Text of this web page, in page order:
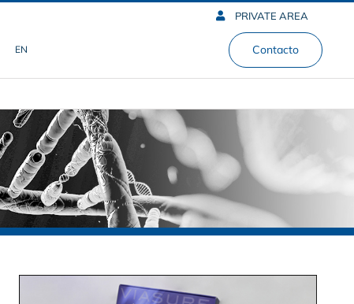
PRIVATE AREA
EN Contacto